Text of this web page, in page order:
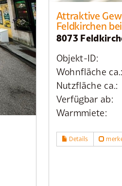
Attraktive
Feldkirchen
8073
Objekt-ID:
Wohnfläche ca.:
Nutzfläche ca.:
Verfügbar ab:
Warmmiete:
Details